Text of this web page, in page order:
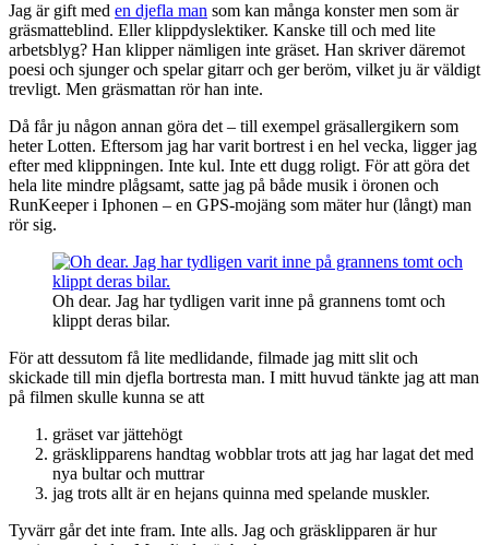
Jag är gift med en djefla man som kan många konster men som är
gräsmatteblind. Eller klippdyslektiker. Kanske till och med lite
arbetsblyg? Han klipper nämligen inte gräset. Han skriver däremot
poesi och sjunger och spelar gitarr och ger beröm, vilket ju är väldigt
trevligt. Men gräsmattan rör han inte.
Då får ju någon annan göra det – till exempel gräsallergikern som
heter Lotten. Eftersom jag har varit bortrest i en hel vecka, ligger jag
efter med klippningen. Inte kul. Inte ett dugg roligt. För att göra det
hela lite mindre plågsamt, satte jag på både musik i öronen och
RunKeeper i Iphonen – en GPS-mojäng som mäter hur (långt) man
rör sig.
Oh dear. Jag har tydligen varit inne på grannens tomt och
klippt deras bilar.
För att dessutom få lite medlidande, filmade jag mitt slit och
skickade till min djefla bortresta man. I mitt huvud tänkte jag att man
på filmen skulle kunna se att
gräset var jättehögt
gräsklipparens handtag wobblar trots att jag har lagat det med
nya bultar och muttrar
jag trots allt är en hejans quinna med spelande muskler.
Tyvärr går det inte fram. Inte alls. Jag och gräsklipparen är hur